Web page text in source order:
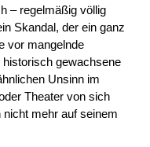
– regelmäßig völlig
Skandal, der ein ganz
vor mangelnde
gewachsene
Unsinn im
Theater von sich
mehr auf seinem